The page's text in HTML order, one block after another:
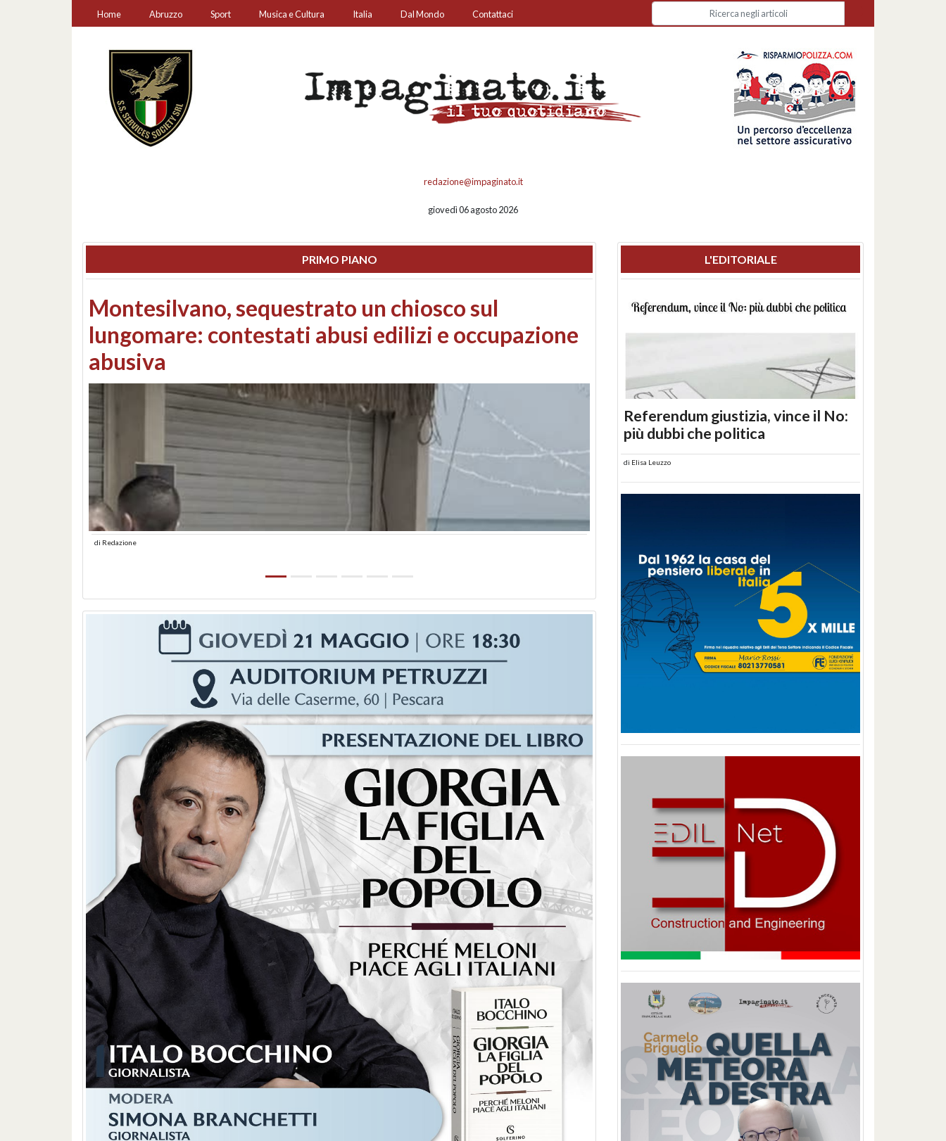
Home Abruzzo Sport Musica e Cultura Italia Dal Mondo Contattaci
redazione@impaginato.it
giovedì 06 agosto 2026
PRIMO PIANO
Consiglio regionale: confronto su call center,
Consorzi di bonifica e danni da maltempo
Redazione
L'EDITORIALE
Referendum giustizia, vince il No:
più dubbi che politica
di Elisa Leuzzo